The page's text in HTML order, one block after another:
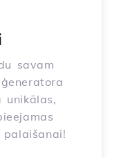
savam
unikālas,